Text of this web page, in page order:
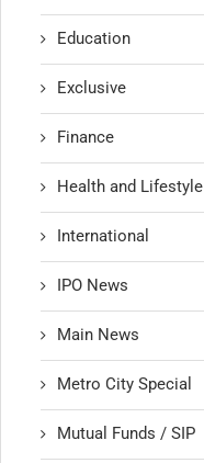
Education
Exclusive
Finance
Health and Lifestyle
International
IPO News
Main News
Metro City Special
Mutual Funds / SIP